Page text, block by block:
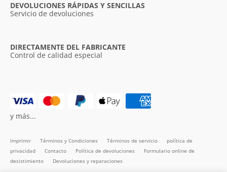
DEVOLUCIONES RÁPIDAS Y SENCILLAS
Servicio de devoluciones
DIRECTAMENTE DEL FABRICANTE
Control de calidad especial
Imprimir Términos y Condiciones Términos de servicio
política de
privacidad
Contacto Política de devoluciones
Formulario online de
desistimiento
Devoluciones y reparaciones
y más...